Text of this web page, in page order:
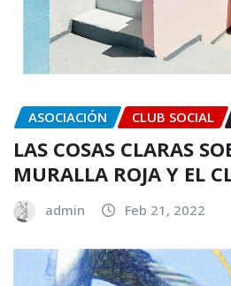
ASOCIACIÓN CLUB SOCIAL
LAS COSAS CLARAS
MURALLA ROJA Y EL
admin Feb 21, 2022